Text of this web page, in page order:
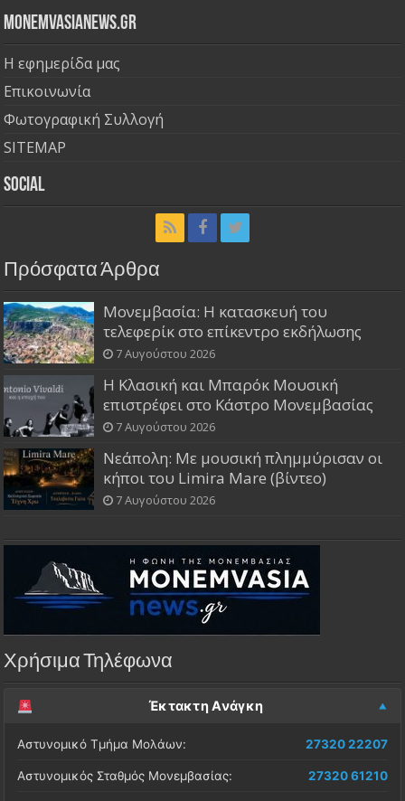
Monemvasianews.gr
Η εφημερίδα μας
Επικοινωνία
Φωτογραφική Συλλογή
SITEMAP
Social
Πρόσφατα Άρθρα
Μονεμβασία: Η κατασκευή του
τελεφερίκ στο επίκεντρο εκδήλωσης
7 Αυγούστου 2026
Η Κλασική και Μπαρόκ Μουσική
επιστρέφει στο Κάστρο Μονεμβασίας
7 Αυγούστου 2026
Νεάπολη: Με μουσική πλημμύρισαν οι
κήποι του Limira Mare (βίντεο)
7 Αυγούστου 2026
Χρήσιμα Τηλέφωνα
Έκτακτη Ανάγκη
Αστυνομικό Τμήμα Μολάων: 27320 22207
Αστυνομικός Σταθμός Μονεμβασίας: 27320 61210